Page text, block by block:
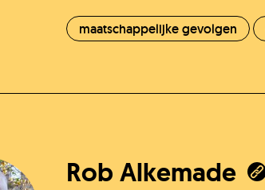
maatschappelijke gevolgen
Rob Alkemade